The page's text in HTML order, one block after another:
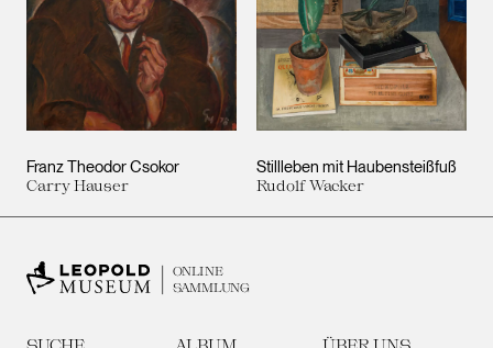
Franz Theodor Csokor
Carry Hauser
Stillleben mit Haubensteißfuß
Rudolf Wacker
ONLINE
SAMMLUNG